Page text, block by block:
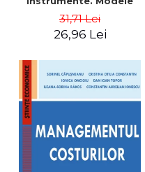
31,71 Lei
26,96 Lei